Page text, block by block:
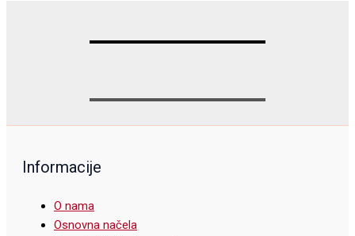
Informacije
O nama
Osnovna načela